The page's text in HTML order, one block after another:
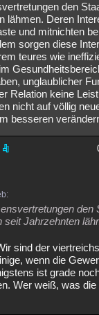
den
lähmen. Deren
und mitnichten
sorgen diese
teures wie
unglaublicher
Relation keine
nicht auf völlig
besseren
den
seit Jahrzehnten
sind der
wenn die
ist grade
Wer weiß, was